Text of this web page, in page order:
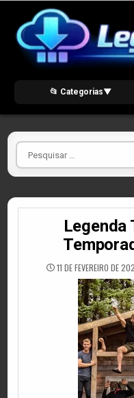
content
📂 Categorias▼
Pesquisar
por
Legenda
11 DE FEVEREIRO DE